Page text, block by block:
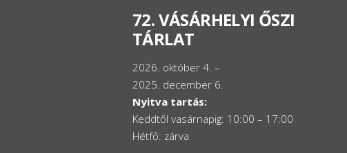
72. VÁSÁRHELYI ŐSZI
TÁRLAT
2026. október 4. –
2025. december 6.
Nyitva tartás:
Keddtől vasárnapig: 10:00 – 17:00
Hétfő: zárva